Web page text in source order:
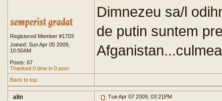
Registered Member #1703
Joined: Sun Apr 05 2009,
10:50AM
Posts: 67
Thanked 0 time in 0 post
Dimnezeu sa/l
de putin suntem
Back to top
alin Tue Apr 07 2009, 03:21PM